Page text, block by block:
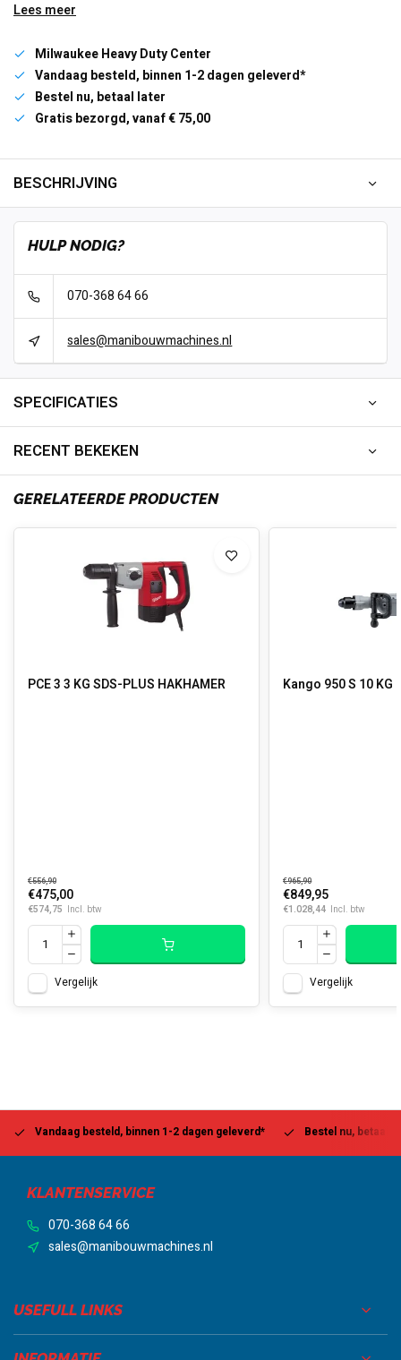
Lees meer
Milwaukee Heavy Duty Center
Vandaag besteld, binnen 1-2 dagen geleverd*
Bestel nu, betaal later
Gratis bezorgd, vanaf € 75,00
BESCHRIJVING
HULP NODIG?
070-368 64 66
sales@manibouwmachines.nl
SPECIFICATIES
RECENT BEKEKEN
GERELATEERDE PRODUCTEN
PCE 3 3 KG SDS-PLUS HAKHAMER
€556,90
€475,00
€574,75 Incl. btw
Vergelijk
Kango 950 S 10 KG
€965,90
€849,95
€1.028,44 Incl. btw
Vergelijk
Vandaag besteld, binnen 1-2 dagen geleverd* Bestel nu, betaal
KLANTENSERVICE
070-368 64 66
sales@manibouwmachines.nl
USEFULL LINKS